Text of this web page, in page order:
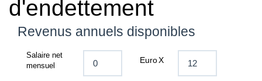
Locations
Biens vendus
d'endettement
Revenus annuels disponibles
Salaire net
mensuel
EuroX